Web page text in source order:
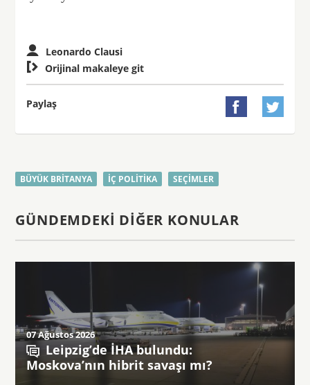
Leonardo Clausi
 Orijinal makaleye git
Paylaş  
BÜYÜK BRITANYA İÇ POLITIKA SEÇIMLER
GÜNDEMDEKI DIĞER KONULAR
07 Ağustos 2026
Leipzig’de İHA bulundu:
Moskova’nın hibrit savaşı mı?